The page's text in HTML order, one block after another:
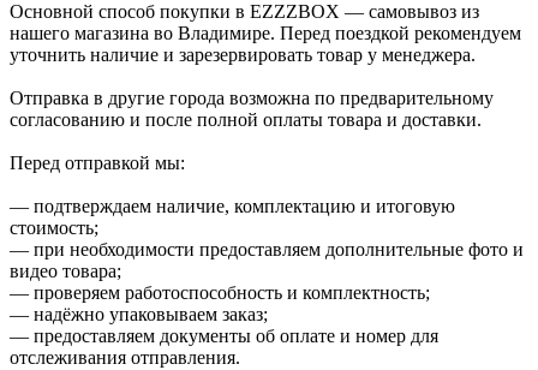
Основной способ покупки в EZZZBOX — самовывоз из
нашего магазина во Владимире. Перед поездкой рекомендуем
уточнить наличие и зарезервировать товар у менеджера.
Отправка в другие города возможна по предварительному
согласованию и после полной оплаты товара и доставки.
Перед отправкой мы:
— подтверждаем наличие, комплектацию и итоговую
стоимость;
— при необходимости предоставляем дополнительные фото и
видео товара;
— проверяем работоспособность и комплектность;
— надёжно упаковываем заказ;
— предоставляем документы об оплате и номер для
отслеживания отправления.